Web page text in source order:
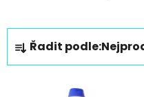
Ř
a
z
Řadit podle: